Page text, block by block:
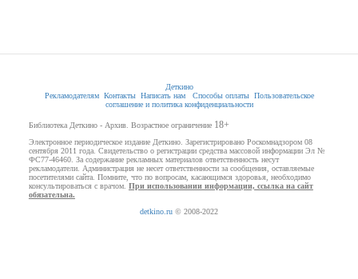
Деткино
Рекламодателям Контакты Написать нам Способы оплаты Пользовательское
соглашение и политика конфиденциальности
Библиотека Деткино - Архив. Возрастное ограничение 18+
Электронное периодическое издание Деткино. Зарегистрировано Роскомнадзором 08
сентября 2011 года. Свидетельство о регистрации средства массовой информации Эл №
ФС77-46460. За содержание рекламных материалов ответственность несут
рекламодатели. Администрация не несет ответственности за сообщения, оставляемые
посетителями сайта. Помните, что по вопросам, касающимся здоровья, необходимо
консультироваться с врачом. При использовании информации, ссылка на сайт
обязательна.
detkino.ru © 2008-2022